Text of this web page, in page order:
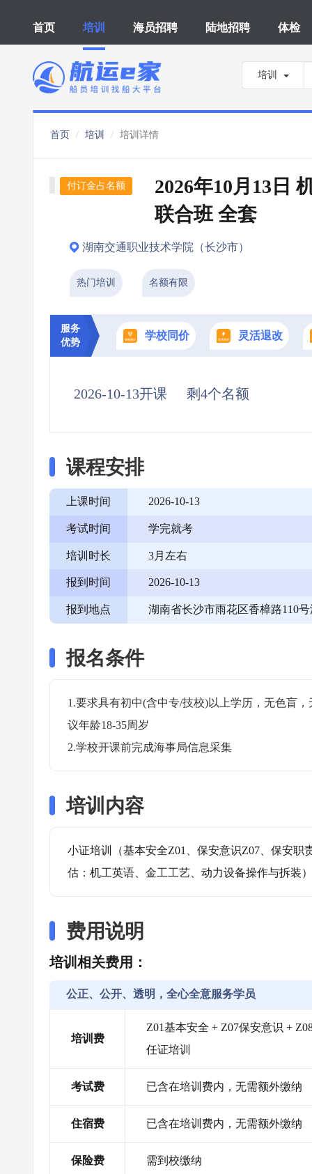
首页 培训 海员招聘 陆地招聘 体检
培训
首页 培训 培训详情
付订金占名额
2026年10月13日
联合班 全套
湖南交通职业技术学院（长沙市）
热门培训 名额有限
服务
优势
学校同价 灵活退改
2026-10-13开课 剩4个名额
课程安排
上课时间 2026-10-13
考试时间 学完就考
培训时长 3月左右
报到时间 2026-10-13
报到地点 湖南省长沙市雨花区香樟路110
报名条件
1.要求具有初中(含中专/技校)以上学历，无色盲
议年龄18-35周岁
2.学校开课前完成海事局信息采集
培训内容
小证培训（基本安全Z01、保安意识Z07、保安
估：机工英语、金工工艺、动力设备操作与拆装）
费用说明
培训相关费用：
公正、公开、透明，全心全意服务学员
培训费
Z01基本安全 + Z07保安意识 +
任证培训
考试费 已含在培训费内，无需额外缴纳
住宿费 已含在培训费内，无需额外缴纳
保险费 需到校缴纳